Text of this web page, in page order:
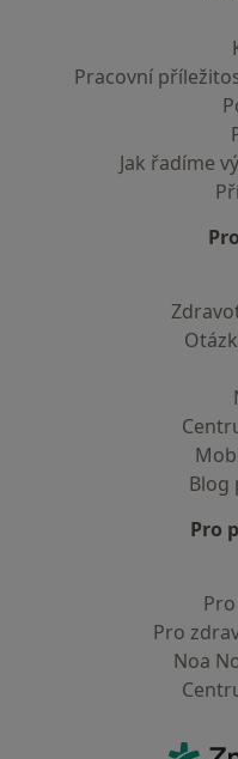
Pracovní
Jak řadíme
Blog
Pro
Pro
Noa